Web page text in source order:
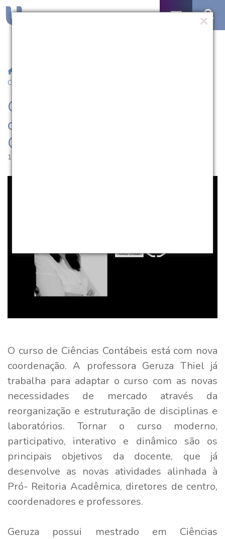
Ciências Contábeis
Geruza Thiel é a nova
coordenadora do curso de
Ciências Contábeis
15.08.2017 | 10:29
O curso de Ciências Contábeis está com nova
coordenação. A professora Geruza Thiel já
trabalha para adaptar o curso com as novas
necessidades de mercado através da
reorganização e estruturação de disciplinas e
laboratórios. Tornar o curso moderno,
participativo, interativo e dinâmico são os
principais objetivos da docente, que já
desenvolve as novas atividades alinhada à
Pró- Reitoria Acadêmica, diretores de centro,
coordenadores e professores.
Geruza possui mestrado em Ciências